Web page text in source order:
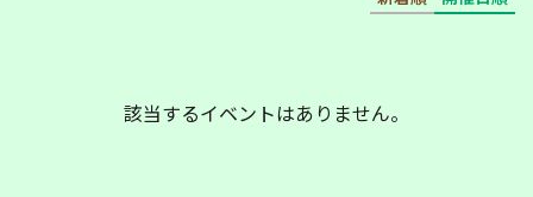
該当するイベントはありません。